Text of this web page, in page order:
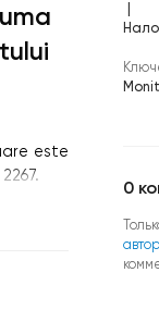
este
0